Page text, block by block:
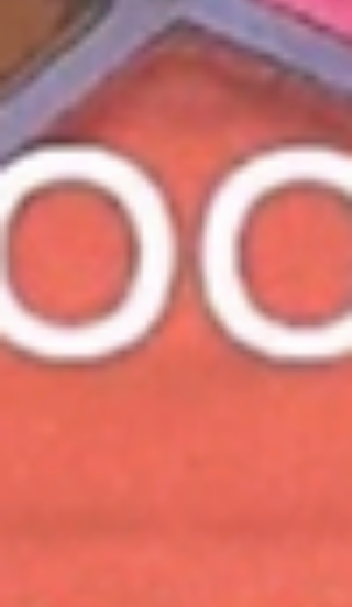
Olá! Eu sou a Sabrina Nogueira, tenho 32
anos, moro no interior do Rio de Janeiro e
sou formada em jornalismo.
Decidi criar esse espaço para falar sobre
as coisas que mais amo.
Como doramas, produtinhos de beleza e
também séries, filmes, viagem e muito
mais.
Aqui você vai descobrir o que penso, o
que faço e do que eu realmente gosto.